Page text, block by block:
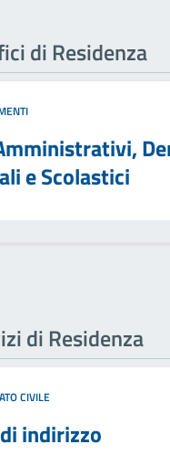
di Residenza
e Scolastici
di Residenza
CIVILE
indirizzo